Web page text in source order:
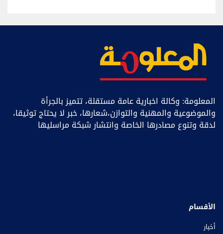
المعلومة: وكالة اخبارية عامة مستقلة، تتميز بالجرأة
والموضوعية والمهنية والتوازن،شعارها، خبر ﻻ يحتاج توثيقا،
لدقة وتنوع مصادرها الخاصة وانتشار شبكة مراسليها
الأقسام
أخبار